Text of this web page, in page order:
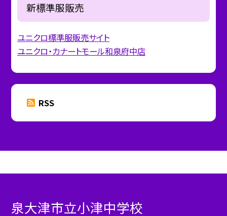
新標準服販売
ユニクロ標準服販売サイト
ユニクロ・カナートモール和泉府中店
RSS
泉大津市立小津中学校